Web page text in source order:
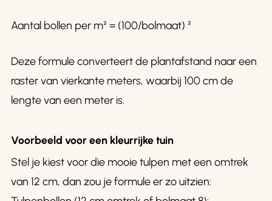
Aantal bollen per m² = (100/bolmaat) ²
Deze formule converteert de plantafstand naar een
raster van vierkante meters, waarbij 100 cm de
lengte van een meter is.
Voorbeeld voor een kleurrijke tuin
Stel je kiest voor die mooie tulpen met een omtrek
van 12 cm, dan zou je formule er zo uitzien: